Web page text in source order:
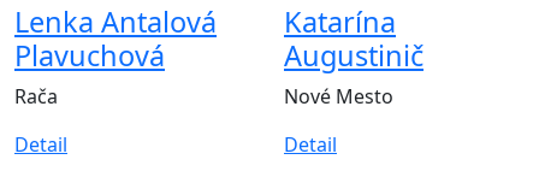
Lenka Antalová
Plavuchová
Rača
Detail
Katarína
Augustinič
Nové Mesto
Detail